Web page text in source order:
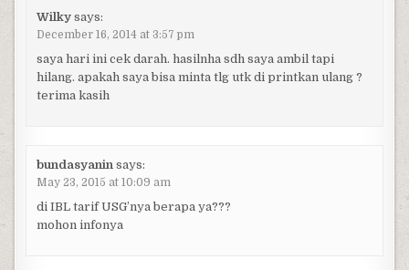
Wilky says:
December 16, 2014 at 3:57 pm
saya hari ini cek darah. hasilnha sdh saya ambil tapi
hilang. apakah saya bisa minta tlg utk di printkan ulang ?
terima kasih
bundasyanin says:
May 23, 2015 at 10:09 am
di IBL tarif USG’nya berapa ya???
mohon infonya